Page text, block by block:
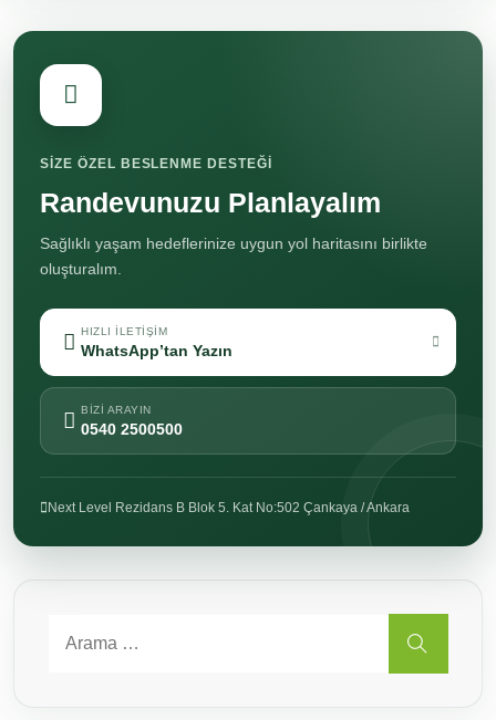
SIZE ÖZEL BESLENME DESTEĞI
Randevunuzu Planlayalım
Sağlıklı yaşam hedeflerinize uygun yol haritasını birlikte
oluşturalım.
HIZLI ILETIŞIM
WhatsApp’tan Yazın
BIZI ARAYIN
0540 2500500
Next Level Rezidans B Blok 5. Kat No:502 Çankaya / Ankara